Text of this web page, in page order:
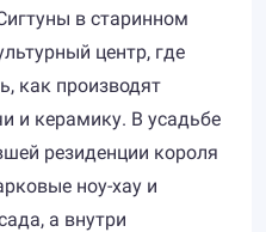
в старинном
центр, где
как производят
и керамику. В усадьбе
резиденции короля
ноу-хау и
а внутри